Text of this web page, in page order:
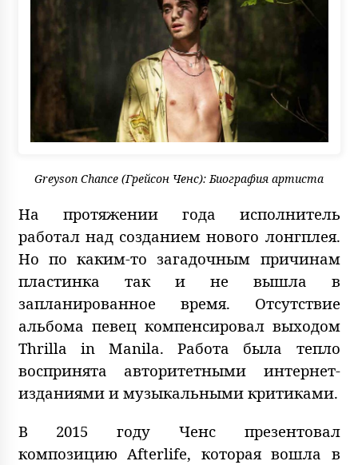
Greyson Chance (Грейсон Ченс): Биография артиста
На протяжении года исполнитель
работал над созданием нового лонгплея.
Но по каким-то загадочным причинам
пластинка так и не вышла в
запланированное время. Отсутствие
альбома певец компенсировал выходом
Thrilla in Manila. Работа была тепло
воспринята авторитетными интернет-
изданиями и музыкальными критиками.
В 2015 году Ченс презентовал
композицию Afterlife, которая вошла в